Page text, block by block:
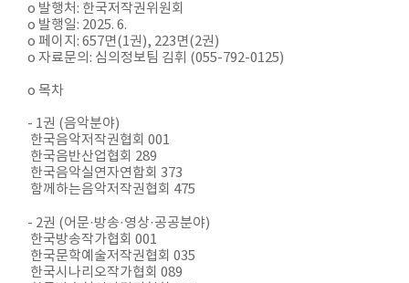
o 발행처: 한국저작권위원회
o 발행일: 2025. 6.
o 페이지: 657면(1권), 223면(2권)
o 자료문의: 심의정보팀 김휘 (055-792-0125)
o 목차
- 1권 (음악분야)
한국음악저작권협회 001
한국음반산업협회 289
한국음악실연자연합회 373
함께하는음악저작권협회 475
- 2권 (어문·방송·영상·공공분야)
한국방송작가협회 001
한국문학예술저작권협회 035
한국시나리오작가협회 089